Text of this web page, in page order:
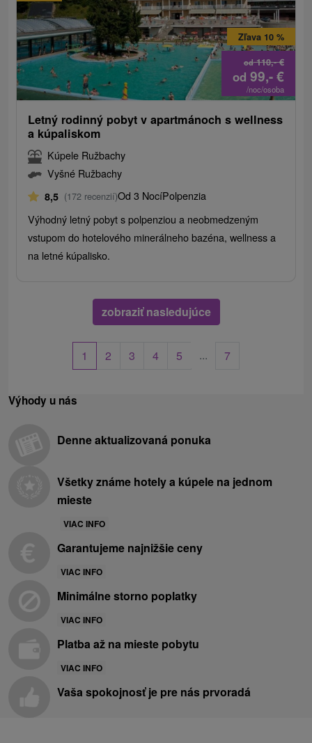
od110,-€
Zľava 10 %
od 99,-€
/noc/osoba
Letný rodinný pobyt v apartmánoch s wellness
a kúpaliskom
Kúpele Ružbachy
Vyšné Ružbachy
8,5 (172 recenzií)Od 3 NocíPolpenzia
Výhodný letný pobyt s polpenziou a neobmedzeným
vstupom do hotelového minerálneho bazéna, wellness a
na letné kúpalisko.
zobraziť nasledujúce
1 2 3 4 5 ... 7
Výhody u nás
Denne aktualizovaná ponuka
Všetky známe hotely a kúpele na jednom
mieste
VIAC INFO
Garantujeme najnižšie ceny
VIAC INFO
Minimálne storno poplatky
VIAC INFO
Platba až na mieste pobytu
VIAC INFO
Vaša spokojnosť je pre nás prvoradá